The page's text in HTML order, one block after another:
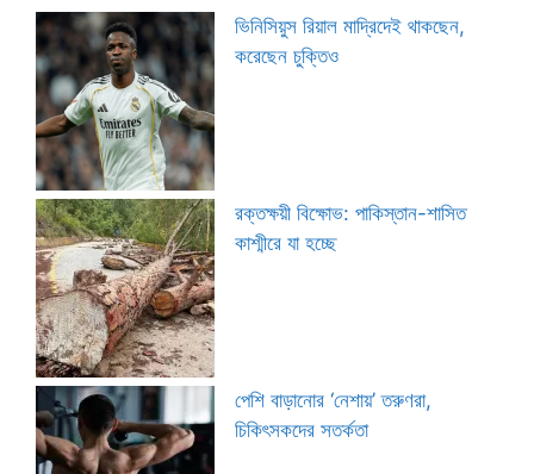
ভিনিসিয়ুস রিয়াল মাদ্রিদেই থাকছেন,
করেছেন চুক্তিও
রক্তক্ষয়ী বিক্ষোভ: পাকিস্তান-শাসিত
কাশ্মীরে যা হচ্ছে
পেশি বাড়ানোর ‘নেশায়’ তরুণরা,
চিকিৎসকদের সতর্কতা